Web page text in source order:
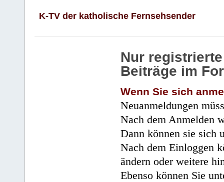
K-TV der katholische Fernsehsender
Nur
Beiträge im
Wenn Sie sich
Neuanmeldungen
Nach dem Anmelden
Dann können sie sich
Nach dem Einloggen
ändern oder weitere
Ebenso können Sie